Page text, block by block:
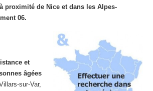
proximité de Nice et dans les Alpes-
06.
et
âgées
sur-Var,